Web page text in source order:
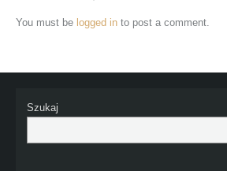
You must be logged in to post a comment.
Szukaj